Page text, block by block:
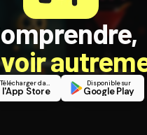
Télécharger dans
l'App Store
Disponible sur
Google Play